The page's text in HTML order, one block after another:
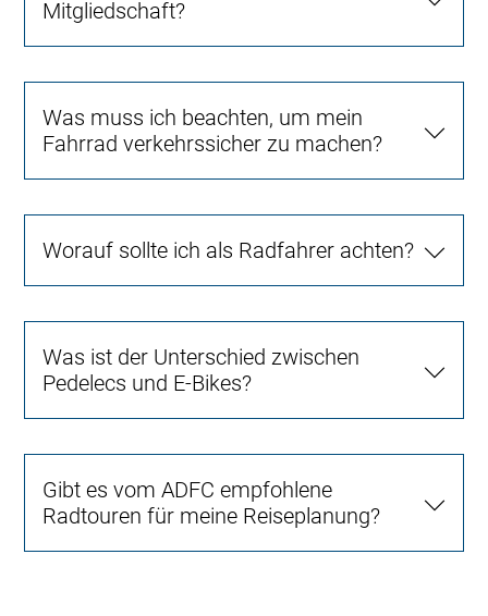
Mitgliedschaft?
Was muss ich beachten, um mein
Fahrrad verkehrssicher zu machen?
Worauf sollte ich als Radfahrer achten?
Was ist der Unterschied zwischen
Pedelecs und E-Bikes?
Gibt es vom ADFC empfohlene
Radtouren für meine Reiseplanung?